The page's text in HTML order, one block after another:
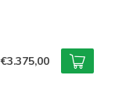
€3.375,00